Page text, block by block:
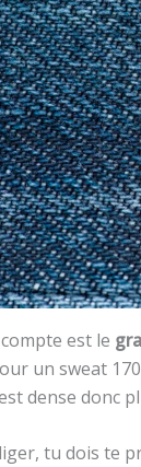
est le
un sweat
dense donc
tu dois te